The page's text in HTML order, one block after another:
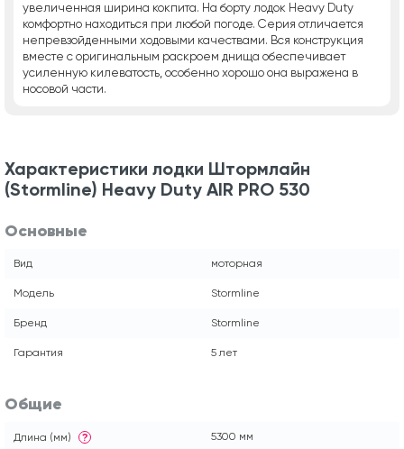
увеличенная ширина кокпита. На борту лодок Heavy Duty
комфортно находиться при любой погоде. Серия отличается
непревзойденными ходовыми качествами. Вся конструкция
вместе с оригинальным раскроем днища обеспечивает
усиленную килеватость, особенно хорошо она выражена в
носовой части.
Характеристики лодки Штормлайн
(Stormline) Heavy Duty AIR PRO 530
Основные
Вид моторная
Модель Stormline
Бренд Stormline
Гарантия 5 лет
Общие
Длина (мм) ? 5300 мм